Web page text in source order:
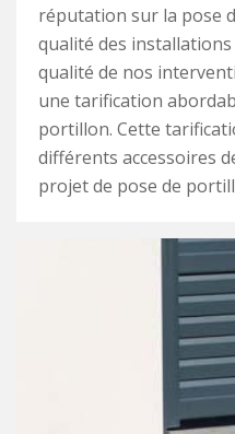
réputation sur la pose
qualité des
qualité de nos
une tarification
portillon. Cette
différents accessoires
projet de pose de